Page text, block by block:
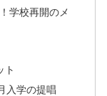
学校再開のメ
ト
入学の提唱